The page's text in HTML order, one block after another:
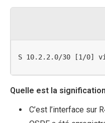
S 10.2.2.0/30 [1/0]
Quelle est la
C’est l’interface sur